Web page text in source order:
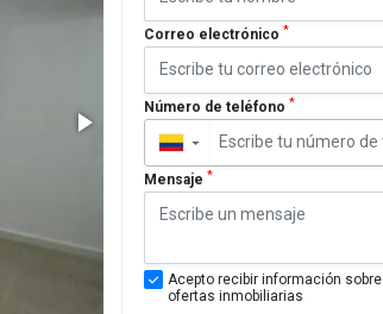
Correo electrónico *
Número de teléfono *
▼
Mensaje *
Acepto recibir información sobre
ofertas inmobiliarias